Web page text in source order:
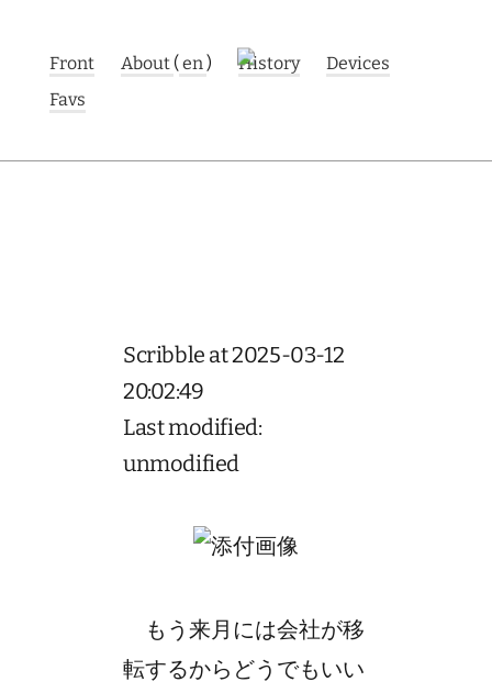
Front About (en) History
Devices
Favs
Scribble at 2025-03-12
20:02:49
Last modified:
unmodified
もう来月には会社が移
転するからどうでもいい